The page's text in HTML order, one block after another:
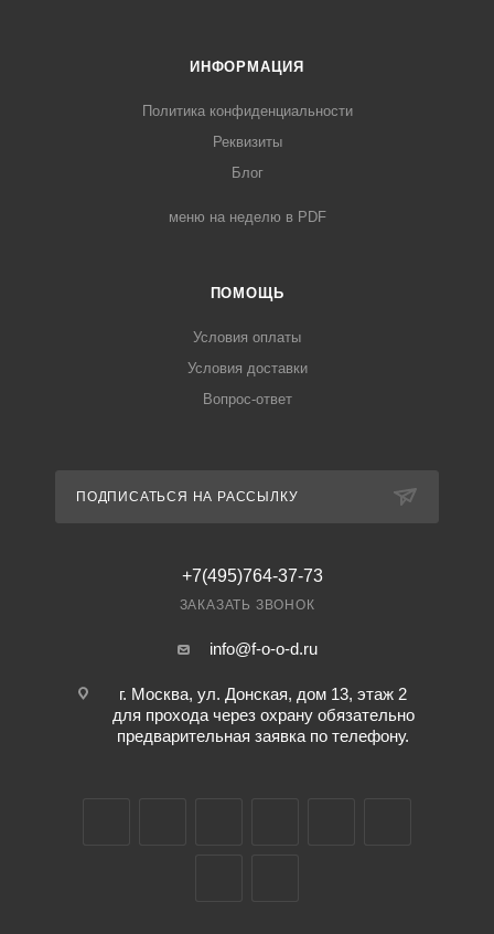
ИНФОРМАЦИЯ
Политика конфиденциальности
Реквизиты
Блог
меню на неделю в PDF
ПОМОЩЬ
Условия оплаты
Условия доставки
Вопрос-ответ
ПОДПИСАТЬСЯ НА РАССЫЛКУ
+7(495)764-37-73
ЗАКАЗАТЬ ЗВОНОК
info@f-o-o-d.ru
г. Москва, ул. Донская, дом 13, этаж 2
для прохода через охрану обязательно
предварительная заявка по телефону.